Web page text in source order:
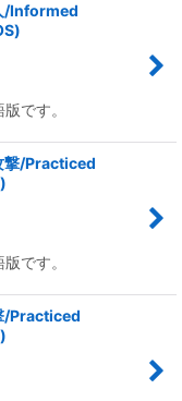
/Informed
です。
撃/Practiced
です。
/Practiced